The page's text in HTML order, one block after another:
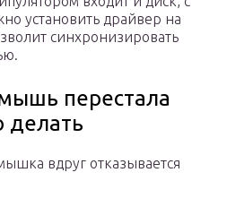
установить драйвер на
синхронизировать
перестала
делать
вдруг отказывается